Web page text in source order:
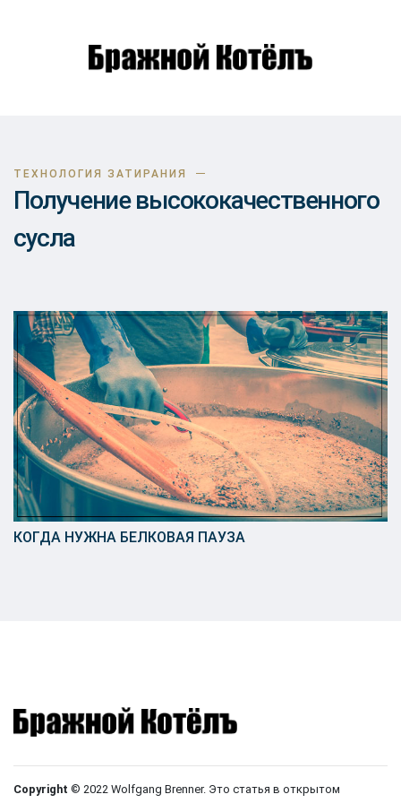
ТЕХНОЛОГИЯ ЗАТИРАНИЯ
Получение высококачественного
сусла
КОГДА НУЖНА БЕЛКОВАЯ ПАУЗА
Copyright © 2022 Wolfgang Brenner. Это статья в открытом